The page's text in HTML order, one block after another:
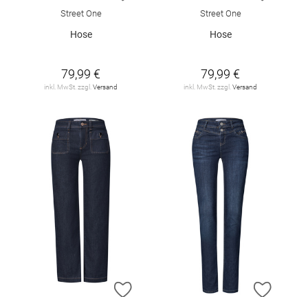
Street One
Hose
79,99 €
inkl. MwSt. zzgl. Versand
Street One
Hose
79,99 €
inkl. MwSt. zzgl. Versand
ZUR WUNSCHLISTE HINZUFÜGEN
ZUR